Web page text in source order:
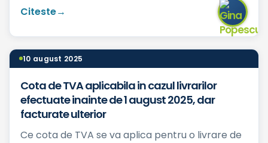
Citeste
10 august 2025
Cota de TVA aplicabila in cazul livrarilor
efectuate inainte de 1 august 2025, dar
facturate ulterior
Ce cota de TVA se va aplica pentru o livrare de